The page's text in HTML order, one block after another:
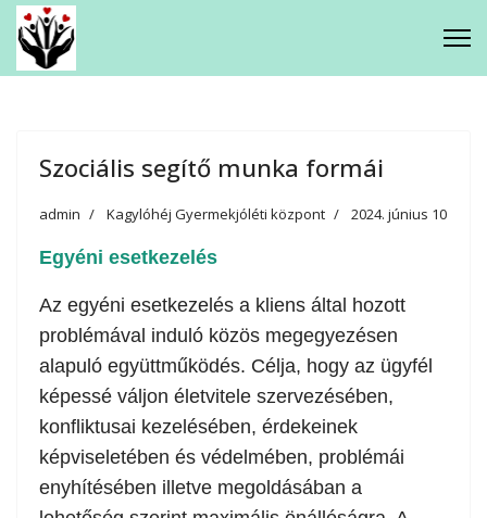
Központ
Foglalkoztató Napközi
Szolgálat
Mikkamakka Integratív Családi
Játéktár
Szociális segítő munka formái
admin Kagylóhéj Gyermekjóléti központ 2024. június 10
Egyéni esetkezelés
Az egyéni esetkezelés a kliens által hozott
problémával induló közös megegyezésen
alapuló együttműködés. Célja, hogy az ügyfél
képessé váljon életvitele szervezésében,
konfliktusai kezelésében, érdekeinek
képviseletében és védelmében, problémái
enyhítésében illetve megoldásában a